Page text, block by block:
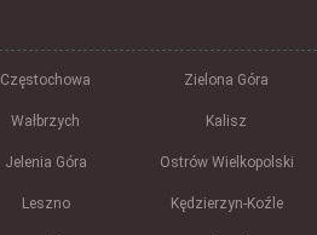
Częstochowa Zielona Góra
Wałbrzych Kalisz
Jelenia Góra Ostrów Wielkopolski
Leszno Kędzierzyn-Koźle